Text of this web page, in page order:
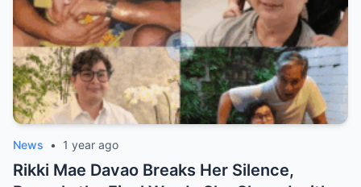
News • 1 year ago
Rikki Mae Davao Breaks Her Silence,